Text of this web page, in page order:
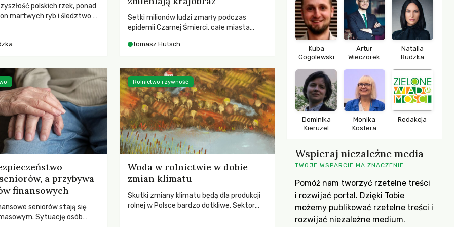
polskich rzek, ponad
martwych ryb i śledztwo z
by prace modernizacyjne
śmierci rzeki.
Setki milionów ludzi zmarły podczas
epidemii Czarnej Śmierci, całe miasta
pierwsze liście nowych dębów rozwijały
podnosiła się po jednej z największych
katastrof w swoich dziejach.
Tomasz Hutsch
a przybywa
finansowych
seniorów stają się
Sytuację osób
Woda w rolnictwie w dobie
zmian klimatu
Skutki zmiany klimatu będą dla produkcji
rolnej w Polsce bardzo dotkliwe. Sektor
Rolnictwo i żywność
Kuba
Gogolewski
Artur
Wieczorek
Natalia
Rudzka
Dominika
Kieruzel
Monika
Kostera
Redakcja
Wspieraj niezależne media
TWOJE WSPARCIE MA ZNACZENIE
Pomóż nam tworzyć rzetelne treści
i rozwijać portal. Dzięki Tobie
możemy publikować rzetelne treści i
rozwijać niezależne medium.